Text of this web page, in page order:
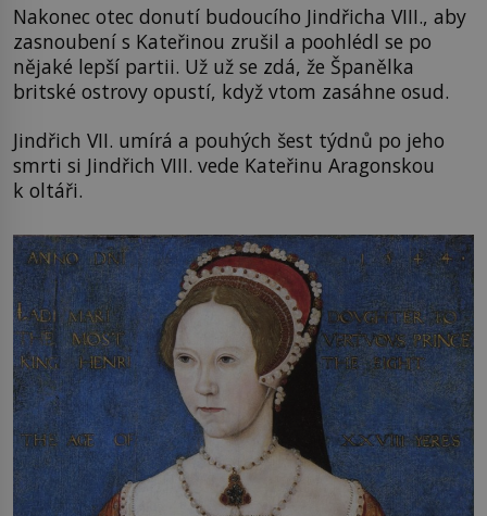
Nakonec otec donutí budoucího Jindřicha VIII., aby
zasnoubení s Kateřinou zrušil a poohlédl se po
nějaké lepší partii. Už už se zdá, že Španělka
britské ostrovy opustí, když vtom zasáhne osud.
Jindřich VII. umírá a pouhých šest týdnů po jeho
smrti si Jindřich VIII. vede Kateřinu Aragonskou
k oltáři.